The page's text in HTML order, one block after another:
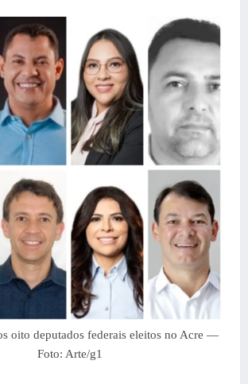
oito deputados federais eleitos no Acre —
Foto: Arte/g1